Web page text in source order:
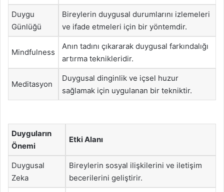
Duygu
Günlüğü
Bireylerin duygusal durumlarını izlemeleri
ve ifade etmeleri için bir yöntemdir.
Mindfulness
Anın tadını çıkararak duygusal farkındalığı
artırma teknikleridir.
Meditasyon
Duygusal dinginlik ve içsel huzur
sağlamak için uygulanan bir tekniktir.
Duyguların
Önemi
Etki Alanı
Duygusal
Zeka
Bireylerin sosyal ilişkilerini ve iletişim
becerilerini geliştirir.